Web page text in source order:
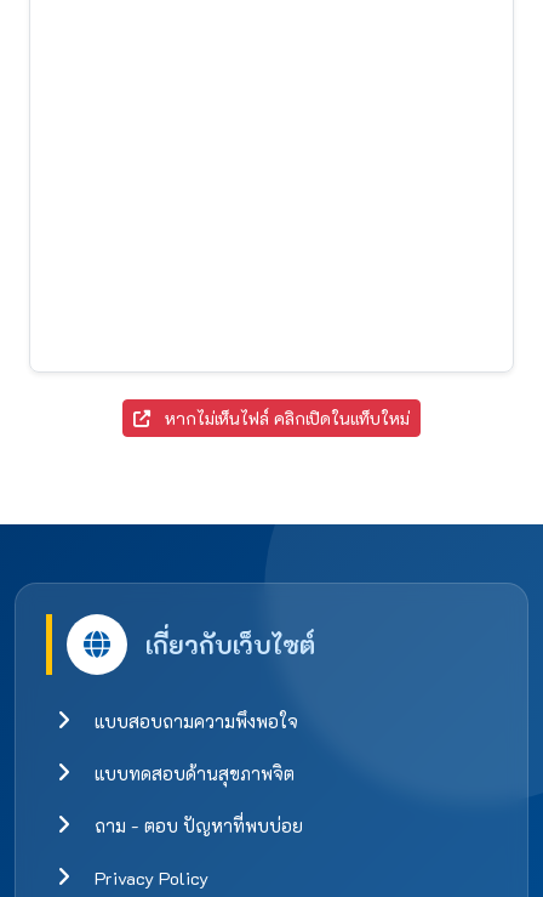
หากไม่เห็นไฟล์ คลิกเปิดในแท็บใหม่
เกี่ยวกับเว็บไซต์
แบบสอบถามความพึงพอใจ
แบบทดสอบด้านสุขภาพจิต
ถาม - ตอบ ปัญหาที่พบบ่อย
Privacy Policy